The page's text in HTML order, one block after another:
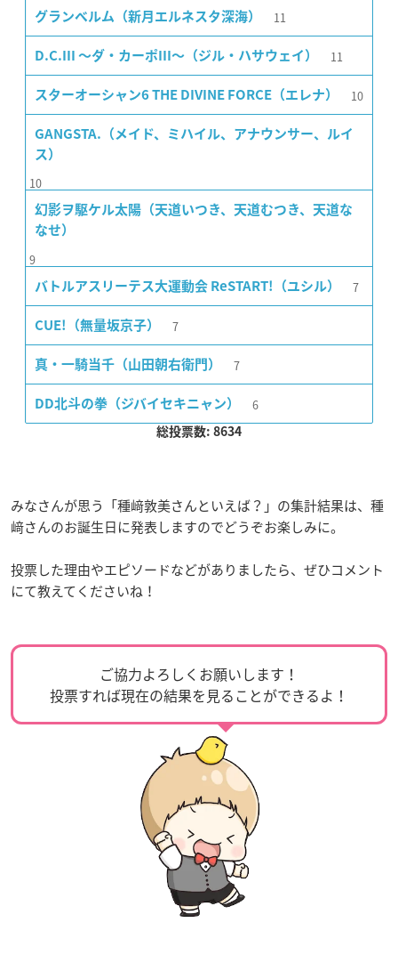
グランベルム（新月エルネスタ深海） 11
D.C.III 〜ダ・カーポIII〜（ジル・ハサウェイ） 11
スターオーシャン6 THE DIVINE FORCE（エレナ） 10
GANGSTA.（メイド、ミハイル、アナウンサー、ルイ
ス）
10
幻影ヲ駆ケル太陽（天道いつき、天道むつき、天道な
なせ）
9
バトルアスリーテス大運動会 ReSTART!（ユシル） 7
CUE!（無量坂京子） 7
真・一騎当千（山田朝右衛門） 7
DD北斗の拳（ジバイセキニャン） 6
総投票数: 8634
みなさんが思う「種﨑敦美さんといえば？」の集計結果は、種
﨑さんのお誕生日に発表しますのでどうぞお楽しみに。
投票した理由やエピソードなどがありましたら、ぜひコメント
にて教えてくださいね！
ご協力よろしくお願いします！
投票すれば現在の結果を見ることができるよ！